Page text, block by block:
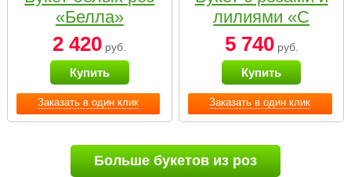
Заказать в один клик
«Белла»
2 420 руб.
Купить
Заказать в один клик
лилиями «С
наилучшими
пожеланиями»
5 740руб.
Купить
Больше букетов из роз